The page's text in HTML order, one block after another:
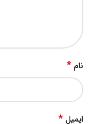
نام*
ایمیل*